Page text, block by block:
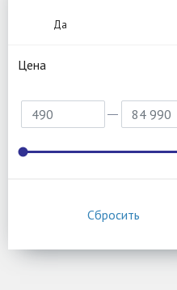
Да
Цена